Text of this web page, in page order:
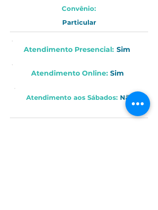
Convênio:
Particular
Atendimento Presencial: Sim
Atendimento Online: Sim
Atendimento aos Sábados: Não